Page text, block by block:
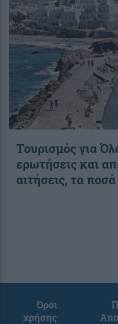
Toυρισμός για
ερωτήσεις και
αιτήσεις, τα
Όροι
χρήσης